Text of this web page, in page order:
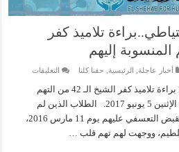
تلاميذ كفر
أخبار عاجلة الرئيسية حقنا كلنا التعليقاتعلى
تلاميذ
قررة محكمة جنايات كفر الشيخ براءة تلاميذ كفر الشيخ الـ 42 من التهم
المنسوبة إليهم، وذلك في جلسة الإثنين 5 يونيو 2017. الطلاب الذين لم
تتجاوز أعمارهم الـ 18 عام، تم القبض التعسفي عليهم يوم 11 مارس 2016،
ووجهت لهم تهم قلب …